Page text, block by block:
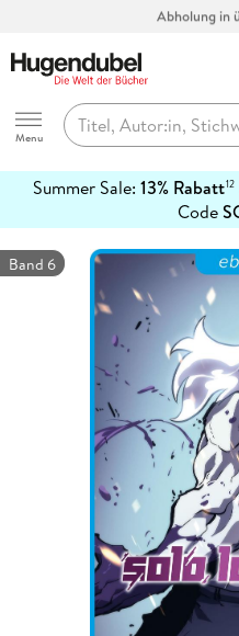
Abholung in
Hugendubel
Menu
Summer Sale: 13% Rabatt12
Code
erfahren
Band 6